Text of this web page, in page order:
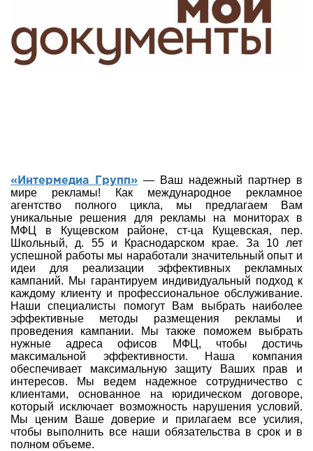
«Интермедиа Групп» — Ваш надежный партнер в
мире рекламы! Как международное рекламное
агентство полного цикла, мы предлагаем Вам
уникальные решения для рекламы на мониторах в
МФЦ в Кущевском районе, ст-ца Кущевская, пер.
Школьный, д. 55 и Краснодарском крае. За 10 лет
успешной работы мы наработали значительный опыт и
идеи для реализации эффективных рекламных
кампаний. Мы гарантируем индивидуальный подход к
каждому клиенту и профессиональное обслуживание.
Наши специалисты помогут Вам выбрать наиболее
эффективные методы размещения рекламы и
проведения кампании. Мы также поможем выбрать
нужные адреса офисов МФЦ, чтобы достичь
максимальной эффективности. Наша компания
обеспечивает максимальную защиту Ваших прав и
интересов. Мы ведем надежное сотрудничество с
клиентами, основанное на юридическом договоре,
который исключает возможность нарушения условий.
Мы ценим Ваше доверие и прилагаем все усилия,
чтобы выполнить все наши обязательства в срок и в
полном объеме.